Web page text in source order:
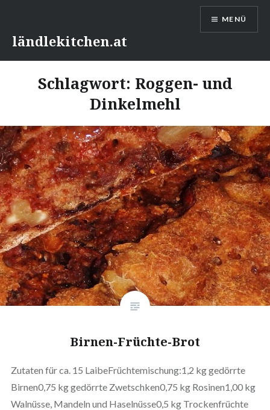
Inhaltländlekitchen.at
MENÜ
Schlagwort: Roggen- und
Dinkelmehl
Birnen-Früchte-Brot
Zutaten für ca. 15 LaibeFrüchtemischung:1,2 kg gedörrte
Birnen0,75 kg gedörrte Zwetschken0,75 kg Rosinen1,00 kg
Walnüsse, Mandeln und Haselnüsse0,5 kg Trockenfrüchte